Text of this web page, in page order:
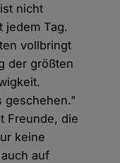
nicht
jedem Tag.
vollbringt
der größten
geschehen."
Freunde, die
keine
auf